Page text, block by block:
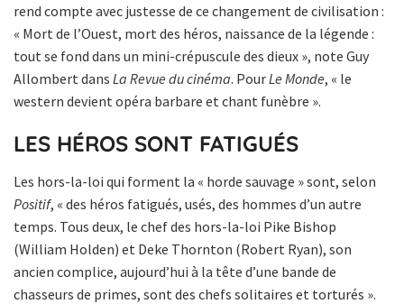
rend compte avec justesse de ce changement de civilisation :
« Mort de l’Ouest, mort des héros, naissance de la légende :
tout se fond dans un mini-crépuscule des dieux », note Guy
Allombert dans La Revue du cinéma. PourLe Monde, « le
western devient opéra barbare et chant funèbre ».
LES HÉROS SONT FATIGUÉS
Les hors-la-loi qui forment la « horde sauvage » sont, selon
Positif, « des héros fatigués, usés, des hommes d’un autre
temps. Tous deux, le chef des hors-la-loi Pike Bishop
(William Holden) et Deke Thornton (Robert Ryan), son
ancien complice, aujourd’hui à la tête d’une bande de
chasseurs de primes, sont des chefs solitaires et torturés ».